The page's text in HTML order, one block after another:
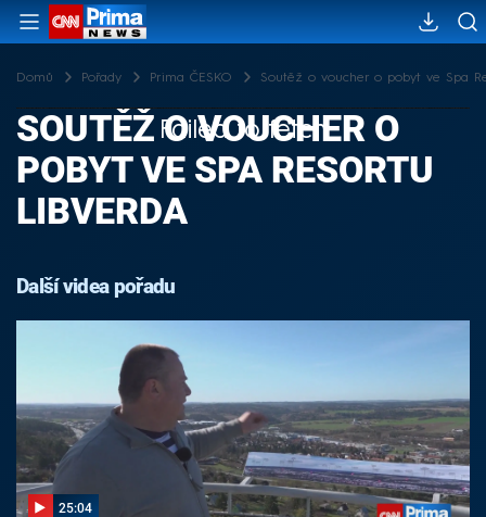
Domů Pořady Prima ČESKO Soutěž o voucher o pobyt ve Spa
Failed to fetch
SOUTĚŽ O VOUCHER O
POBYT VE SPA RESORTU
LIBVERDA
Další videa pořadu
25:04